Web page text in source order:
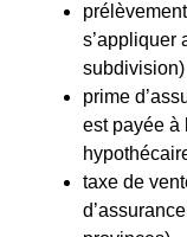
s’appliquer
subdivision)
prime
est payée à
taxe de
d’assurance